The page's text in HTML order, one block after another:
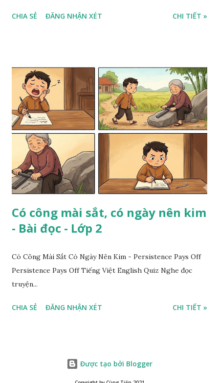
CHIA SẺ ĐĂNG NHẬN XÉT CHI TIẾT »
Có công mài sắt, có ngày nên kim
- Bài đọc - Lớp 2
Có Công Mài Sắt Có Ngày Nên Kim - Persistence Pays Off
Persistence Pays Off Tiếng Việt English Quiz Nghe đọc
truyện...
CHIA SẺ ĐĂNG NHẬN XÉT CHI TIẾT »
Được tạo bởi Blogger